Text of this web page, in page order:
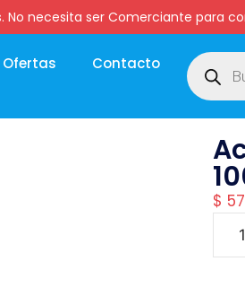
No necesita ser Comerciante
Ofertas Contacto
$ 57